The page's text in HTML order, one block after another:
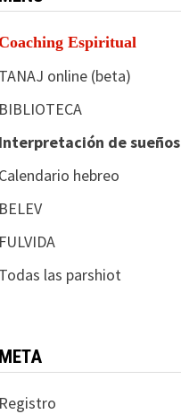
Espiritual
TANAJ online (beta)
BIBLIOTECA
Interpretación de sueños
Calendario hebreo
BELEV
FULVIDA
Todas las parshiot
META
Registro